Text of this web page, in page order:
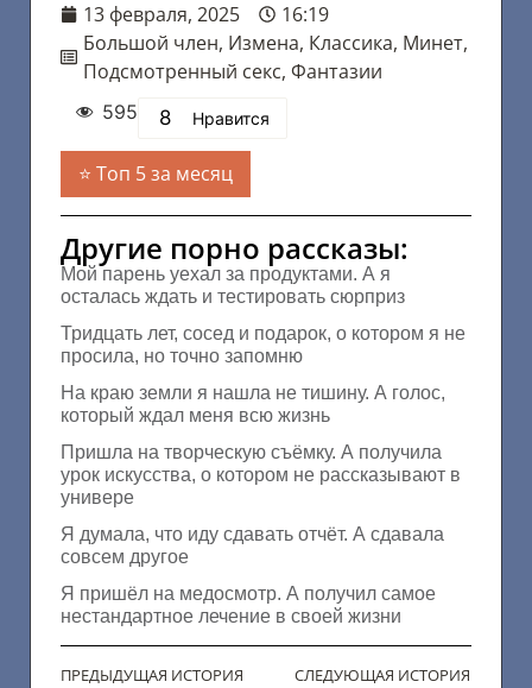
13 февраля, 2025
16:19
Большой член, Измена, Классика, Минет,
Подсмотренный секс, Фантазии
595 8 Нравится
Топ 5 за месяц
Другие порно рассказы:
Мой парень уехал за продуктами. А я
осталась ждать и тестировать сюрприз
Тридцать лет, сосед и подарок, о котором я не
просила, но точно запомню
На краю земли я нашла не тишину. А голос,
который ждал меня всю жизнь
Пришла на творческую съёмку. А получила
урок искусства, о котором не рассказывают в
универе
Я думала, что иду сдавать отчёт. А сдавала
совсем другое
Я пришёл на медосмотр. А получил самое
нестандартное лечение в своей жизни
ПРЕДЫДУЩАЯ ИСТОРИЯ СЛЕДУЮЩАЯ ИСТОРИЯ